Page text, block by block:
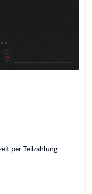
per Teilzahlung